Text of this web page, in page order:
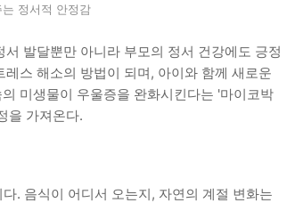
정서적 안정감
발달뿐만 아니라 부모의 정서 건강에도 긍정
스 해소의 방법이 되며, 아이와 함께 새로운
미생물이 우울증을 완화시킨다는 '마이코박
을 가져온다.
. 음식이 어디서 오는지, 자연의 계절 변화는